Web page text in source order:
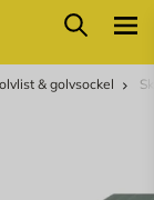
Sök
& golvsockel